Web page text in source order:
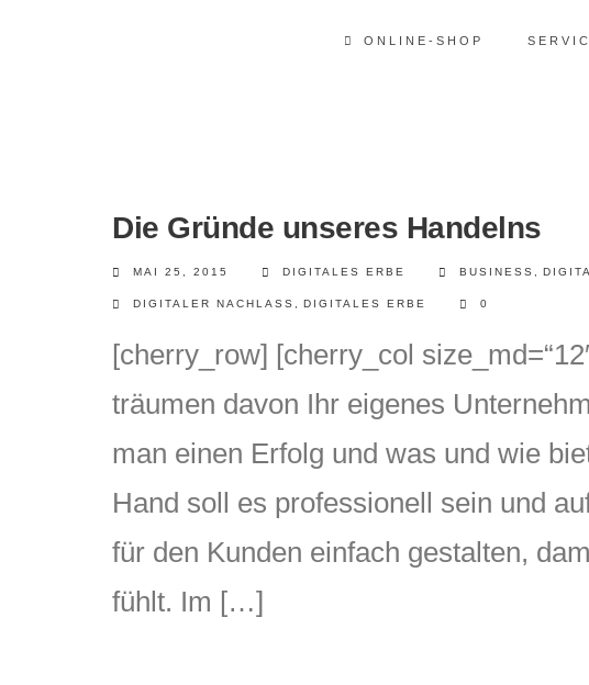
ONLINE-SHOP
Die Gründe unseres Handelns
MAI 25, 2015 DIGITALES ERBE BUSINESS
DIGITALER NACHLASS DIGITALES ERBE 0
[cherry_row] [cherry_col
träumen davon Ihr eigenes
man einen Erfolg und was und wie
Hand soll es professionell sein und
für den Kunden einfach gestalten,
fühlt. Im […]